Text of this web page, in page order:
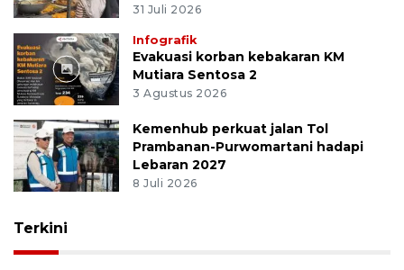
31 Juli 2026
Infografik
Evakuasi korban kebakaran KM
Mutiara Sentosa 2
3 Agustus 2026
Kemenhub perkuat jalan Tol
Prambanan-Purwomartani hadapi
Lebaran 2027
8 Juli 2026
Terkini